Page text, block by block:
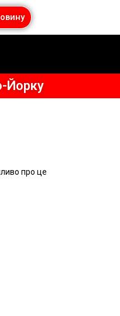
Йорку
про це